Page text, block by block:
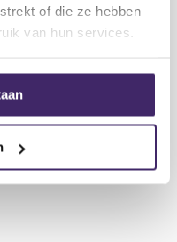
of die ze hebben
van hun services.